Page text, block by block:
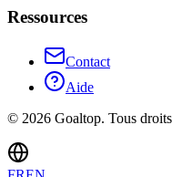
Ressources
Contact
Aide
© 2026 Goaltop. Tous